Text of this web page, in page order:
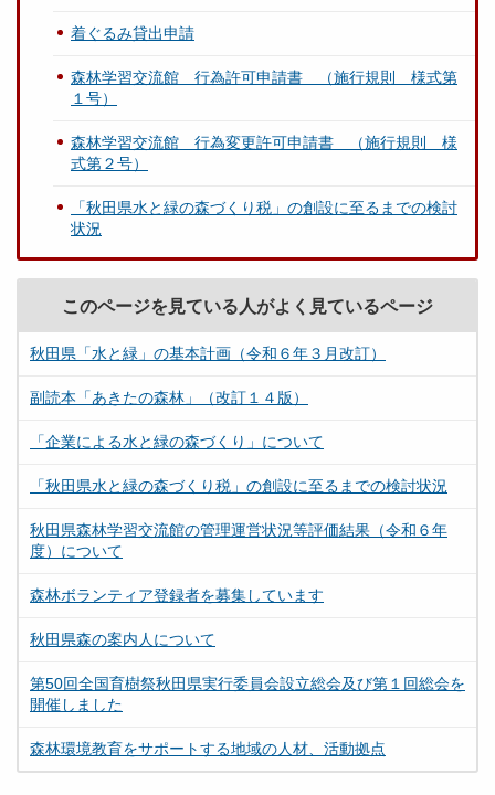
着ぐるみ貸出申請
森林学習交流館 行為許可申請書 （施行規則 様式第
１号）
森林学習交流館 行為変更許可申請書 （施行規則 様
式第２号）
「秋田県水と緑の森づくり税」の創設に至るまでの検討
状況
このページを見ている人がよく見ているページ
秋田県「水と緑」の基本計画（令和６年３月改訂）
副読本「あきたの森林」（改訂１４版）
「企業による水と緑の森づくり」について
「秋田県水と緑の森づくり税」の創設に至るまでの検討状況
秋田県森林学習交流館の管理運営状況等評価結果（令和６年
度）について
森林ボランティア登録者を募集しています
秋田県森の案内人について
第50回全国育樹祭秋田県実行委員会設立総会及び第１回総会を
開催しました
森林環境教育をサポートする地域の人材、活動拠点